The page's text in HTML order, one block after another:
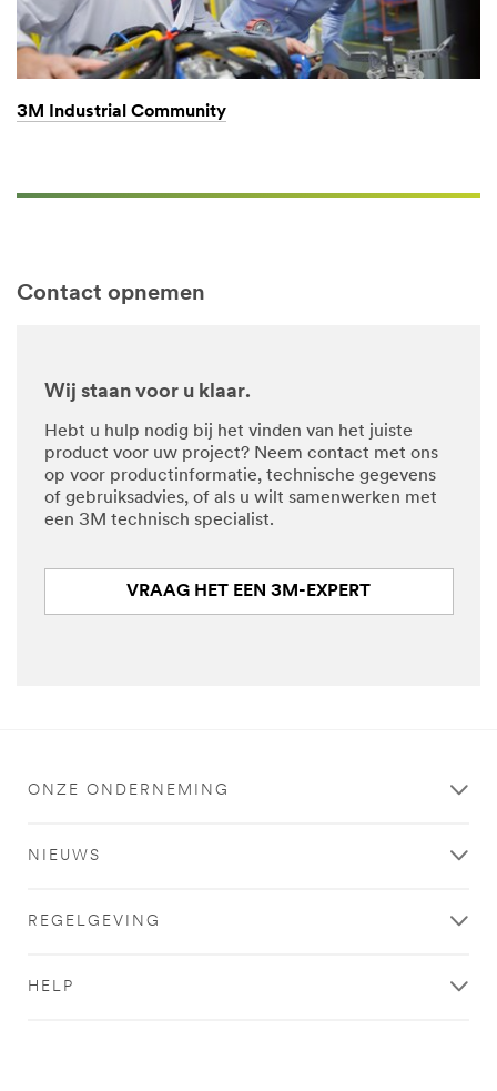
3M Industrial Community
Contact opnemen
Wij staan voor u klaar.
Hebt u hulp nodig bij het vinden van het juiste
product voor uw project? Neem contact met ons
op voor productinformatie, technische gegevens
of gebruiksadvies, of als u wilt samenwerken met
een 3M technisch specialist.
VRAAG HET EEN 3M-EXPERT
ONZE ONDERNEMING
NIEUWS
REGELGEVING
HELP